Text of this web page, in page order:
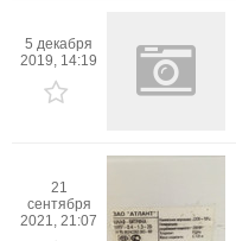
5 декабря
2019, 14:19
21
сентября
2021, 21:07